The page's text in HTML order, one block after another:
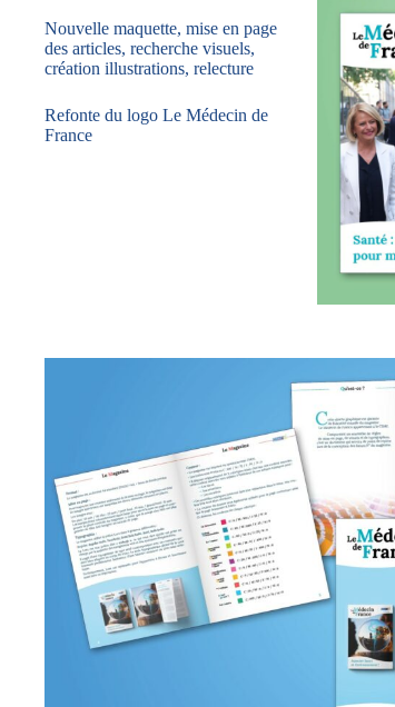
Nouvelle maquette, mise en page
des articles, recherche visuels,
création illustrations, relecture
Refonte du logo Le Médecin de
France